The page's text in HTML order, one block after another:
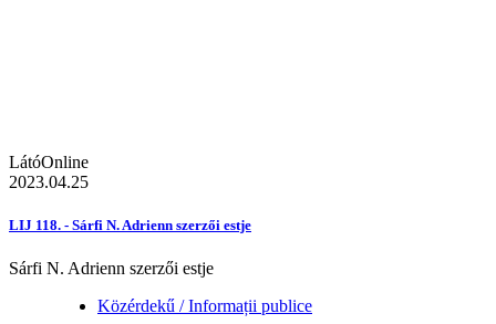
LátóOnline
2023.04.25
LIJ 118. - Sárfi N. Adrienn szerzői estje
Sárfi N. Adrienn szerzői estje
Közérdekű / Informații publice